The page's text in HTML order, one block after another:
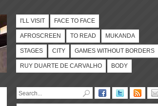
I'LL VISIT FACE TO FACE
AFROSCREEN TO READ MUKANDA
STAGES CITY GAMES WITHOUT BORDERS
RUY DUARTE DE CARVALHO BODY